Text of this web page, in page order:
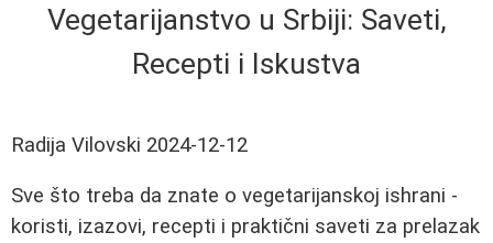
Vegetarijanstvo u Srbiji: Saveti,
Recepti i Iskustva
Radija Vilovski 2024-12-12
Sve što treba da znate o vegetarijanskoj ishrani -
koristi, izazovi, recepti i praktični saveti za prelazak